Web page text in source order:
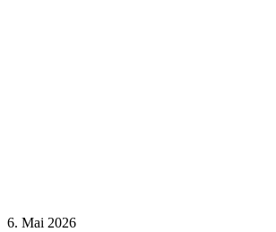
6. Mai 2026